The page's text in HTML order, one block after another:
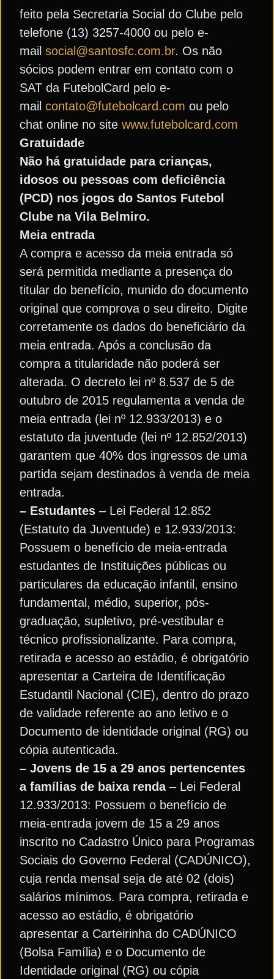
feito pela Secretaria Social do Clube pelo
telefone (13) 3257-4000 ou pelo e-
mail social@santosfc.com.br. Os não
sócios podem entrar em contato com o
SAT da FutebolCard pelo e-
mail contato@futebolcard.com ou pelo
chat online no site www.futebolcard.com
Gratuidade
Não há gratuidade para crianças,
idosos ou pessoas com deficiência
(PCD) nos jogos do Santos Futebol
Clube na Vila Belmiro.
Meia entrada
A compra e acesso da meia entrada só
será permitida mediante a presença do
titular do benefício, munido do documento
original que comprova o seu direito. Digite
corretamente os dados do beneficiário da
meia entrada. Após a conclusão da
compra a titularidade não poderá ser
alterada. O decreto lei nº 8.537 de 5 de
outubro de 2015 regulamenta a venda de
meia entrada (lei nº 12.933/2013) e o
estatuto da juventude (lei nº 12.852/2013)
garantem que 40% dos ingressos de uma
partida sejam destinados à venda de meia
entrada.
– Estudantes – Lei Federal 12.852
(Estatuto da Juventude) e 12.933/2013:
Possuem o benefício de meia-entrada
estudantes de Instituições públicas ou
particulares da educação infantil, ensino
fundamental, médio, superior, pós-
graduação, supletivo, pré-vestibular e
técnico profissionalizante. Para compra,
retirada e acesso ao estádio, é obrigatório
apresentar a Carteira de Identificação
Estudantil Nacional (CIE), dentro do prazo
de validade referente ao ano letivo e o
Documento de identidade original (RG) ou
cópia autenticada.
– Jovens de 15 a 29 anos pertencentes
a famílias de baixa renda– Lei Federal
12.933/2013: Possuem o benefício de
meia-entrada jovem de 15 a 29 anos
inscrito no Cadastro Único para Programas
Sociais do Governo Federal (CADÚNICO),
cuja renda mensal seja de até 02 (dois)
salários mínimos. Para compra, retirada e
acesso ao estádio, é obrigatório
apresentar a Carteirinha do CADÚNICO
(Bolsa Família) e o Documento de
Identidade original (RG) ou cópia